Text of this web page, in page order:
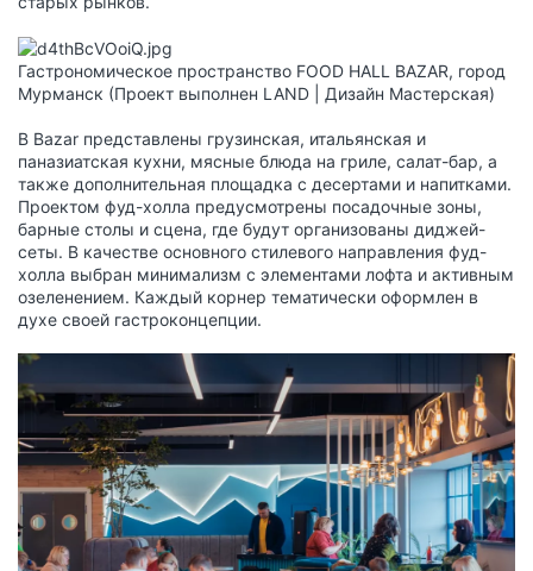
Гастрономическое пространство FOOD HALL BAZAR, город
Мурманск (Проект выполнен LAND | Дизайн Мастерская)
В Bazar представлены грузинская, итальянская и
паназиатская кухни, мясные блюда на гриле, салат-бар, а
также дополнительная площадка с десертами и напитками.
Проектом фуд-холла предусмотрены посадочные зоны,
барные столы и сцена, где будут организованы диджей-
сеты. В качестве основного стилевого направления фуд-
холла выбран минимализм с элементами лофта и активным
озеленением. Каждый корнер тематически оформлен в
духе своей гастроконцепции.